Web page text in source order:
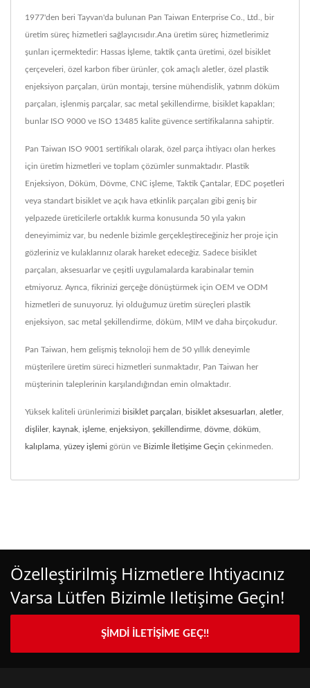
1977'den beri Tayvan'da bulunan Pan Taiwan Enterprise Co., Ltd., bir
üretim süreç hizmetleri sağlayıcısıdır.Ana üretim süreç hizmetlerimiz
şunları içermektedir: Hassas İşleme, taktik çanta üretimi, özel bisiklet
çerçeveleri, özel karbon fiber ürünler, çok amaçlı aletler, özel plastik
enjeksiyon parçaları, ürün montajı, tersine mühendislik, yatırım döküm
parçaları, işlenmiş parçalar, sac metal şekillendirme, bisiklet kapakları;
bunlar ISO 9000 ve ISO 13485 kalite güvence sertifikalarına sahiptir.
Pan Taiwan ISO 9001 sertifikalı olarak, özel parça ihtiyacı olan herkes
için üretim hizmetleri ve toplam çözümler sunmaktadır. Plastik
Enjeksiyon, Döküm, Dövme, CNC işleme, Taktik Çantalar, EDC poşetleri
veya standart bisiklet ve açık hava etkinlik parçaları gibi geniş bir
yelpazede üreticilerle ortaklık kurma konusunda 50 yıla yakın
deneyimimiz var, bu nedenle bizimle gerçekleştireceğiniz her proje için
gözleriniz ve kulaklarınız olarak hareket edeceğiz. Sadece bisiklet
parçaları, aksesuarlar ve çeşitli uygulamalarda karabinalar temin
etmiyoruz. Ayrıca, fikrinizi gerçeğe dönüştürmek için OEM ve ODM
hizmetleri de sunuyoruz. İyi olduğumuz üretim süreçleri plastik
enjeksiyon, sac metal şekillendirme, döküm, MIM ve daha birçokudur.
Pan Taiwan, hem gelişmiş teknoloji hem de 50 yıllık deneyimle
müşterilere üretim süreci hizmetleri sunmaktadır, Pan Taiwan her
müşterinin taleplerinin karşılandığından emin olmaktadır.
Yüksek kaliteli ürünlerimizi bisiklet parçaları bisiklet aksesuarları aletler,
dişliler, kaynak işleme enjeksiyon şekillendirme dövme döküm
kalıplama yüzey işlemi görün ve Bizimle İletişime Geçin çekinmeden.
Özelleştirilmiş Hizmetlere Ihtiyacınız
Varsa Lütfen Bizimle Iletişime Geçin!
ŞIMDI İLETIŞIME GEÇ!!